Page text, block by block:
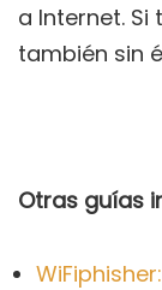
a Internet.
también sin
Otras guías